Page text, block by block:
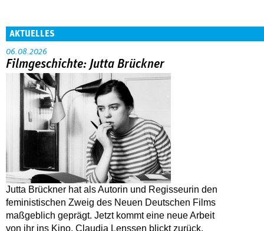
AKTUELLES
06.08.2026
Filmgeschichte: Jutta Brückner
Jutta Brückner hat als Autorin und Regisseurin den
feministischen Zweig des Neuen Deutschen Films
maßgeblich geprägt. Jetzt kommt eine neue Arbeit
von ihr ins Kino. Claudia Lenssen blickt zurück.